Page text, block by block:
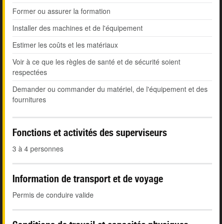
Former ou assurer la formation
Installer des machines et de l'équipement
Estimer les coûts et les matériaux
Voir à ce que les règles de santé et de sécurité soient
respectées
Demander ou commander du matériel, de l'équipement et des
fournitures
Fonctions et activités des superviseurs
3 à 4 personnes
Information de transport et de voyage
Permis de conduire valide